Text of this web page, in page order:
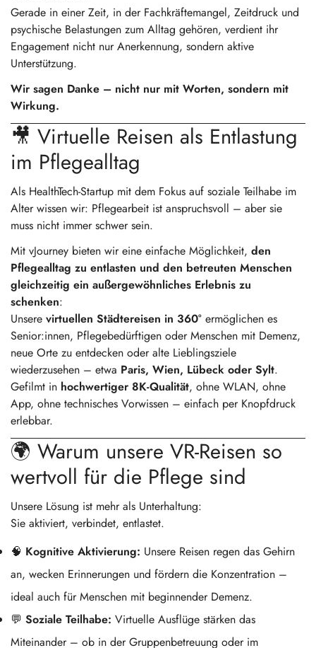
Gerade in einer Zeit, in der Fachkräftemangel, Zeitdruck und
psychische Belastungen zum Alltag gehören, verdient ihr
Engagement nicht nur Anerkennung, sondern aktive
Unterstützung.
Wir sagen Danke – nicht nur mit Worten, sondern mit
Wirkung.
🎥 Virtuelle Reisen als Entlastung
im Pflegealltag
Als HealthTech-Startup mit dem Fokus auf soziale Teilhabe im
Alter wissen wir: Pflegearbeit ist anspruchsvoll – aber sie
muss nicht immer schwer sein.
Mit vJourney bieten wir eine einfache Möglichkeit, den
Pflegealltag zu entlasten und den betreuten Menschen
gleichzeitig ein außergewöhnliches Erlebnis zu
schenken:
Unsere virtuellen Städtereisen in 360° ermöglichen es
Senior:innen, Pflegebedürftigen oder Menschen mit Demenz,
neue Orte zu entdecken oder alte Lieblingsziele
wiederzusehen – etwa Paris, Wien, Lübeck oder Sylt.
Gefilmt in hochwertiger 8K-Qualität, ohne WLAN, ohne
App, ohne technisches Vorwissen – einfach per Knopfdruck
erlebbar.
🌍 Warum unsere VR-Reisen so
wertvoll für die Pflege sind
Unsere Lösung ist mehr als Unterhaltung:
Sie aktiviert, verbindet, entlastet.
🧠 Kognitive Aktivierung: Unsere Reisen regen das Gehirn
an, wecken Erinnerungen und fördern die Konzentration –
ideal auch für Menschen mit beginnender Demenz.
💬 Soziale Teilhabe: Virtuelle Ausflüge stärken das
Miteinander – ob in der Gruppenbetreuung oder im